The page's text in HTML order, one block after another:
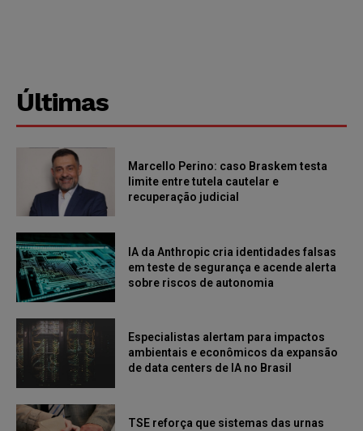
Últimas
Marcello Perino: caso Braskem testa
limite entre tutela cautelar e
recuperação judicial
IA da Anthropic cria identidades falsas
em teste de segurança e acende alerta
sobre riscos de autonomia
Especialistas alertam para impactos
ambientais e econômicos da expansão
de data centers de IA no Brasil
TSE reforça que sistemas das urnas